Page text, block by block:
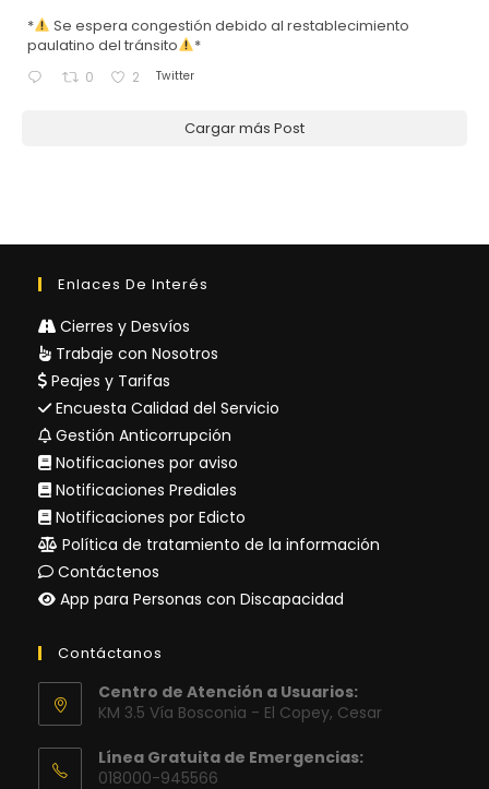
*
Se espera congestión debido al restablecimiento
paulatino del tránsito
*
0 2 Twitter
Cargar más Post
Enlaces De Interés
Cierres y Desvíos
Trabaje con Nosotros
Peajes y Tarifas
Encuesta Calidad del Servicio
Gestión Anticorrupción
Notificaciones por aviso
Notificaciones Prediales
Notificaciones por Edicto
Política de tratamiento de la información
Contáctenos
App para Personas con Discapacidad
Contáctanos
Centro de Atención a Usuarios:
KM 3.5 Vía Bosconia - El Copey, Cesar
Línea Gratuita de Emergencias:
018000-945566